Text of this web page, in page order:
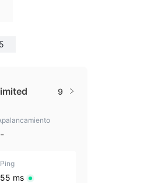
9
Ping
55 ms